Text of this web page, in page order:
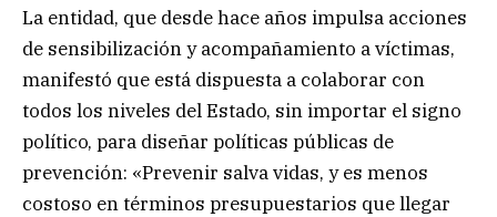
La entidad, que desde hace años impulsa acciones
de sensibilización y acompañamiento a víctimas,
manifestó que está dispuesta a colaborar con
todos los niveles del Estado, sin importar el signo
político, para diseñar políticas públicas de
prevención: «Prevenir salva vidas, y es menos
costoso en términos presupuestarios que llegar